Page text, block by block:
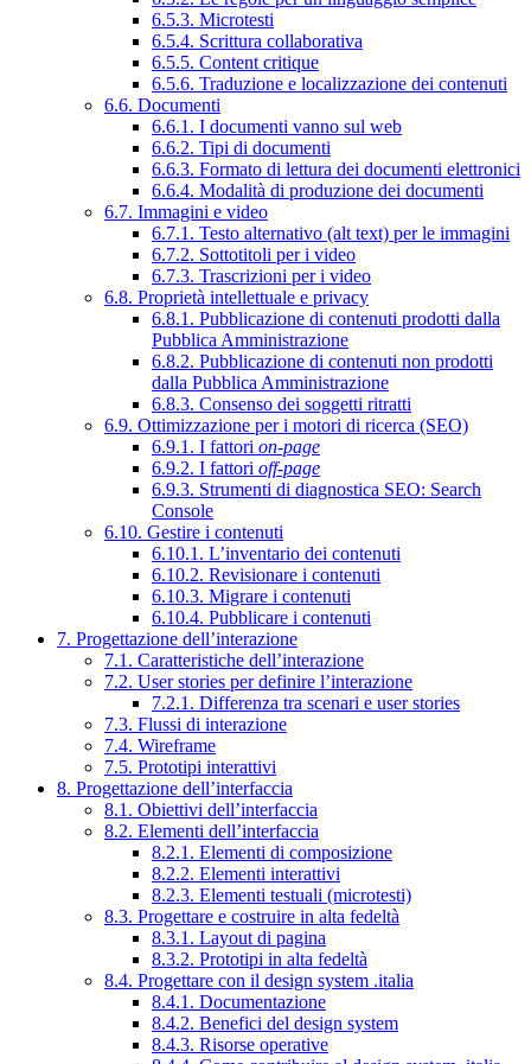
6.5.3. Microtesti
6.5.4. Scrittura collaborativa
6.5.5. Content critique
6.5.6. Traduzione e localizzazione dei contenuti
6.6. Documenti
6.6.1. I documenti vanno sul web
6.6.2. Tipi di documenti
6.6.3. Formato di lettura dei documenti elettronici
6.6.4. Modalità di produzione dei documenti
6.7. Immagini e video
6.7.1. Testo alternativo (alt text) per le immagini
6.7.2. Sottotitoli per i video
6.7.3. Trascrizioni per i video
6.8. Proprietà intellettuale e privacy
6.8.1. Pubblicazione di contenuti prodotti dalla
Pubblica Amministrazione
6.8.2. Pubblicazione di contenuti non prodotti
dalla Pubblica Amministrazione
6.8.3. Consenso dei soggetti ritratti
6.9. Ottimizzazione per i motori di ricerca (SEO)
6.9.1. I fattori on-page
6.9.2. I fattori off-page
6.9.3. Strumenti di diagnostica SEO: Search
Console
6.10. Gestire i contenuti
6.10.1. L’inventario dei contenuti
6.10.2. Revisionare i contenuti
6.10.3. Migrare i contenuti
6.10.4. Pubblicare i contenuti
7. Progettazione dell’interazione
7.1. Caratteristiche dell’interazione
7.2. User stories per definire l’interazione
7.2.1. Differenza tra scenari e user stories
7.3. Flussi di interazione
7.4. Wireframe
7.5. Prototipi interattivi
8. Progettazione dell’interfaccia
8.1. Obiettivi dell’interfaccia
8.2. Elementi dell’interfaccia
8.2.1. Elementi di composizione
8.2.2. Elementi interattivi
8.2.3. Elementi testuali (microtesti)
8.3. Progettare e costruire in alta fedeltà
8.3.1. Layout di pagina
8.3.2. Prototipi in alta fedeltà
8.4. Progettare con il design system .italia
8.4.1. Documentazione
8.4.2. Benefici del design system
8.4.3. Risorse operative